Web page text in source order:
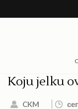
to
Koju jelku
CKM